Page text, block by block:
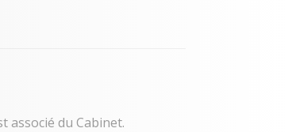
associé du Cabinet.